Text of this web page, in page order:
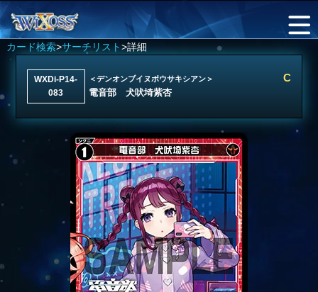
カード検索>サーチリスト>詳細
WXDi-P14-
083
＜デンオンブイヌボウサキシアン＞
電音部 犬吠埼紫杏
C